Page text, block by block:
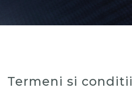
Termeni si conditii